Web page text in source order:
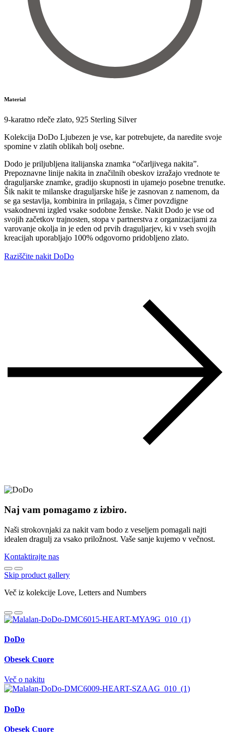
Material
9-karatno rdeče zlato, 925 Sterling Silver
Kolekcija DoDo Ljubezen je vse, kar potrebujete, da naredite svoje
spomine v zlatih oblikah bolj osebne.
Dodo je priljubljena italijanska znamka “očarljivega nakita”.
Prepoznavne linije nakita in značilnih obeskov izražajo vrednote te
draguljarske znamke, gradijo skupnosti in ujamejo posebne trenutke.
Šik nakit te milanske draguljarske hiše je zasnovan z namenom, da
se ga sestavlja, kombinira in prilagaja, s čimer povzdigne
vsakodnevni izgled vsake sodobne ženske. Nakit Dodo je vse od
svojih začetkov trajnosten, stopa v partnerstva z organizacijami za
varovanje okolja in je eden od prvih draguljarjev, ki v vseh svojih
kreacijah uporabljajo 100% odgovorno pridobljeno zlato.
Raziščite nakit DoDo
Naj vam pomagamo z izbiro.
Naši strokovnjaki za nakit vam bodo z veseljem pomagali najti
idealen dragulj za vsako priložnost. Vaše sanje kujemo v večnost.
Kontaktirajte nas
Skip product gallery
Več iz kolekcije Love, Letters and Numbers
DoDo
Obesek Cuore
Več o nakitu
DoDo
Obesek Cuore